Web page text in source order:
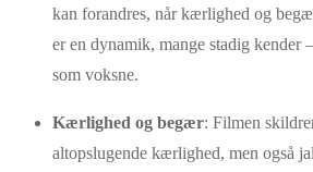
kan forandres, når kærlighed og
er en dynamik, mange stadig kender
som voksne.
Kærlighed og begær: Filmen
altopslugende kærlighed, men også